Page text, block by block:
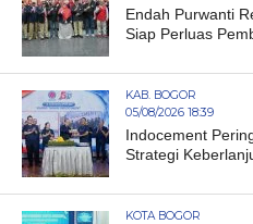
Endah Purwanti
Siap Perluas
KAB. BOGOR
05/08/2026 18:39
Indocement
Strategi
KOTA BOGOR